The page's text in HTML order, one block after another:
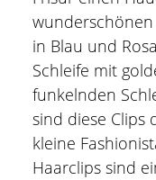
wunderschönen
in Blau und
Schleife mit
funkelnden
sind diese Clips
kleine
Haarclips sind